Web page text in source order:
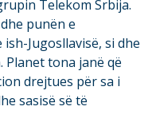
Telekom Srbija.
punën e
Jugosllavisë, si dhe
Planet tona janë që
drejtues për sa i
sasisë së të